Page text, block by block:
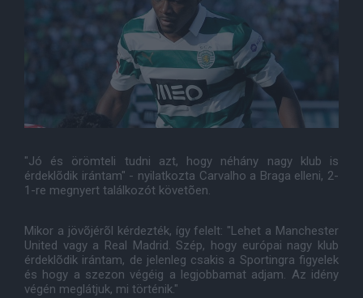
"Jó és örömteli tudni azt, hogy néhány nagy klub is
érdeklõdik irántam" - nyilatkozta Carvalho a Braga elleni, 2-
1-re megnyert találkozót követõen.
Mikor a jövõjérõl kérdezték, így felelt: "Lehet a Manchester
United vagy a Real Madrid. Szép, hogy európai nagy klub
érdeklõdik irántam, de jelenleg csakis a Sportingra figyelek
és hogy a szezon végéig a legjobbamat adjam. Az idény
végén meglátjuk, mi történik."